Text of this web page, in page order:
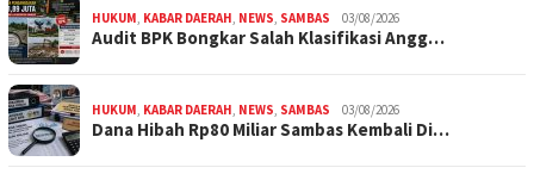
HUKUM, KABAR DAERAH, NEWS, SAMBAS 03/08/2026
Audit BPK Bongkar Salah Klasifikasi Angg…
HUKUM, KABAR DAERAH, NEWS, SAMBAS 03/08/2026
Dana Hibah Rp80 Miliar Sambas Kembali Di…